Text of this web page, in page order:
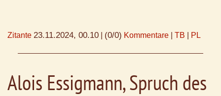
Zitante 23.11.2024, 00.10 (0/0) Kommentare TB PL
Alois Essigmann, Spruch des